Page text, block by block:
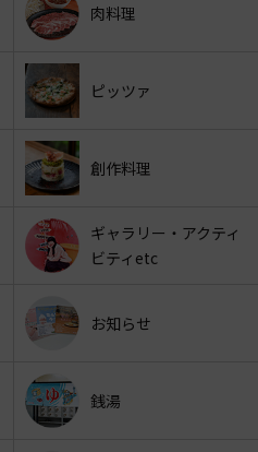
肉料理
ピッツァ
創作料理
ギャラリー・アクティ
ビティetc
お知らせ
銭湯